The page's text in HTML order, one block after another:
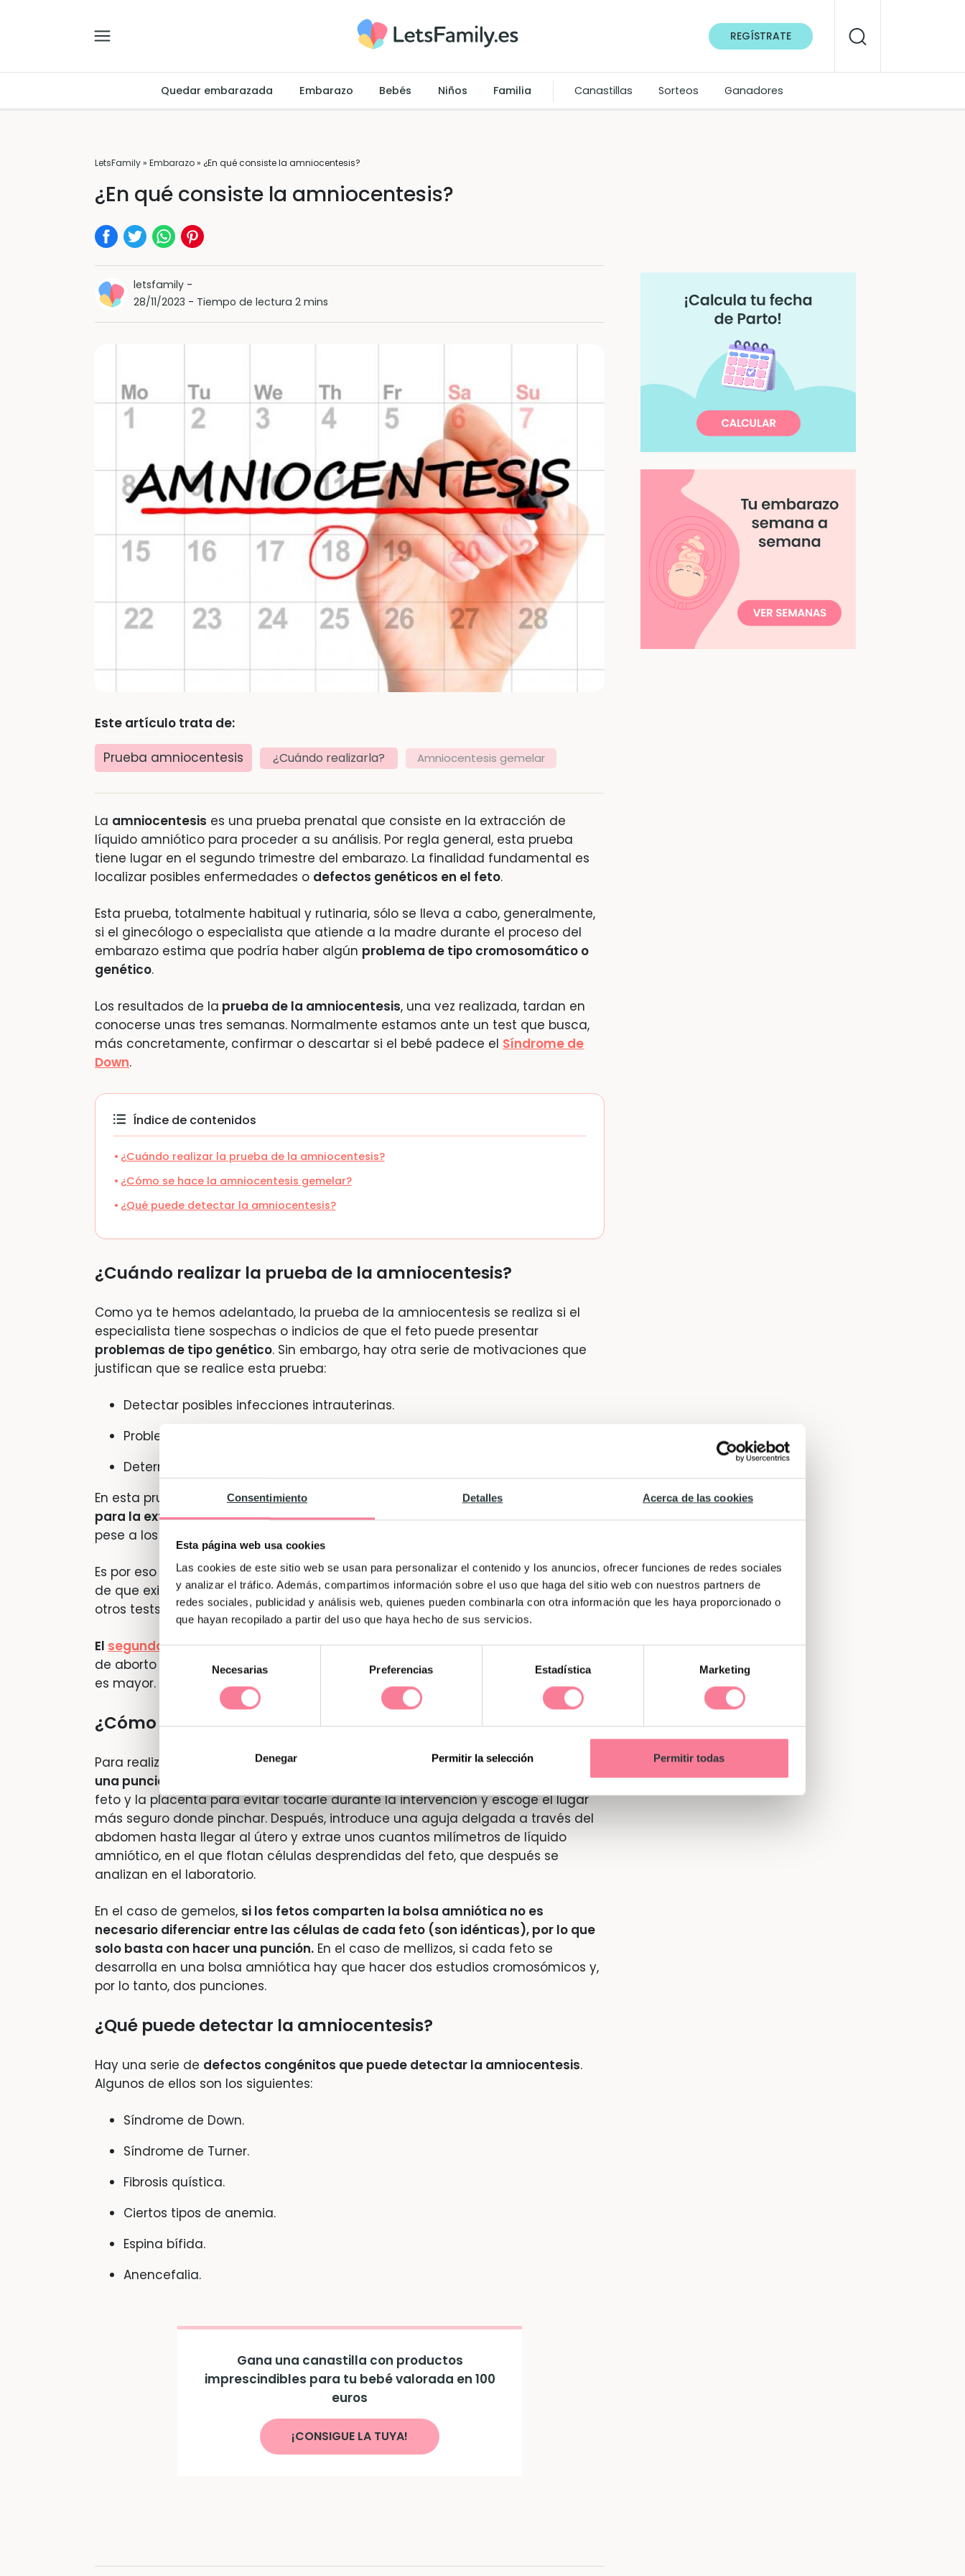
Consentimiento Detalles Acerca de las cookies
Esta página web usa cookies
Las cookies de este sitio web se usan para personalizar el contenido y los anuncios, ofrecer funciones de redes sociales
y analizar el tráfico. Además, compartimos información sobre el uso que haga del sitio web con nuestros partners de
redes sociales, publicidad y análisis web, quienes pueden combinarla con otra información que les haya proporcionado o
que hayan recopilado a partir del uso que haya hecho de sus servicios.
Selección
consentimiento
Necesarias Preferencias Estadística Marketing
Denegar Permitir la selección Permitir todas
REGÍSTRATE
Quedar embarazada Embarazo Bebés Niños Familia Canastillas Sorteos Ganadores
LetsFamily» Embarazo» ¿En qué consiste la amniocentesis?
¿En qué consiste la amniocentesis?
letsfamily -
28/11/2023 - Tiempo de lectura 2 mins
Este artículo trata de:
Prueba amniocentesis
¿Cuándo realizarla? Amniocentesis gemelar
La amniocentesis es una prueba prenatal que consiste en la extracción de
líquido amniótico para proceder a su análisis. Por regla general, esta prueba
tiene lugar en el segundo trimestre del embarazo. La finalidad fundamental es
localizar posibles enfermedades o defectos genéticos en el feto.
Esta prueba, totalmente habitual y rutinaria, sólo se lleva a cabo, generalmente,
si el ginecólogo o especialista que atiende a la madre durante el proceso del
embarazo estima que podría haber algún problema de tipo cromosomático o
genético.
Los resultados de la prueba de la amniocentesis, una vez realizada, tardan en
conocerse unas tres semanas. Normalmente estamos ante un test que busca,
más concretamente, confirmar o descartar si el bebé padece el Síndrome de
Down.
Índice de contenidos
¿Cuándo realizar la prueba de la amniocentesis?
¿Cómo se hace la amniocentesis gemelar?
¿Qué puede detectar la amniocentesis?
¿Cuándo realizar la prueba de la amniocentesis?
Como ya te hemos adelantado, la prueba de la amniocentesis se realiza si el
especialista tiene sospechas o indicios de que el feto puede presentar
problemas de tipo genético. Sin embargo, hay otra serie de motivaciones que
justifican que se realice esta prueba:
Detectar posibles infecciones intrauterinas.
Problemas de sensibilización de sangre.
Determinar la madurez del sistema respiratoria del bebé.
En esta prueba, el médico extrae alrededor de 20 mililitros de líquido amniótico,
para la extracción y análisis de los cromosomas.Estamos ante una prueba que,
pese a los avances, es invasiva, lo que tiene una serie de riesgos.
Es por eso que conviene llevar a cabola amniocentesiscuando las sospechas
de que existan problemas son justificadas, bien por unaecografíaprevia o por
otros tests anteriores, tales como eltriple screening.
El segundo trimestrees el elegido para realizar este test, debido a que el riesgo
de aborto es menor y, asimismo, a que la densidad celular del líquido amniótico
es mayor.
¿Cómo se hace la amniocentesis gemelar?
Para realizarla
se extrae una pequeña cantidad de líquido amniótico mediante
una punción abdominal.
El médico visualiza por ecografía la posición exacta del
feto y la placenta para evitar tocarle durante la intervención y escoge el lugar
más seguro donde pinchar. Después, introduce una aguja delgada a través del
abdomen hasta llegar al útero y extrae unos cuantos milímetros de líquido
amniótico, en el que flotan células desprendidas del feto, que después se
analizan en el laboratorio.
En el caso de gemelos, si los fetos comparten la bolsa amniótica no es
necesario diferenciar entre las células de cada feto (son idénticas), por lo que
solo basta con hacer una punción. En el caso de mellizos, si cada feto se
desarrolla en una bolsa amniótica hay que hacer dos estudios cromosómicos y,
por lo tanto, dos punciones.
¿Qué puede detectar la amniocentesis?
Hay una serie de defectos congénitos que puede detectar la amniocentesis.
Algunos de ellos son los siguientes:
Síndrome de Down.
Síndrome de Turner.
Fibrosis quística.
Ciertos tipos de anemia.
Espina bífida.
Anencefalia.
Gana una canastilla con productos
imprescindibles para tu bebé valorada en 100
euros
¡CONSIGUE LA TUYA!